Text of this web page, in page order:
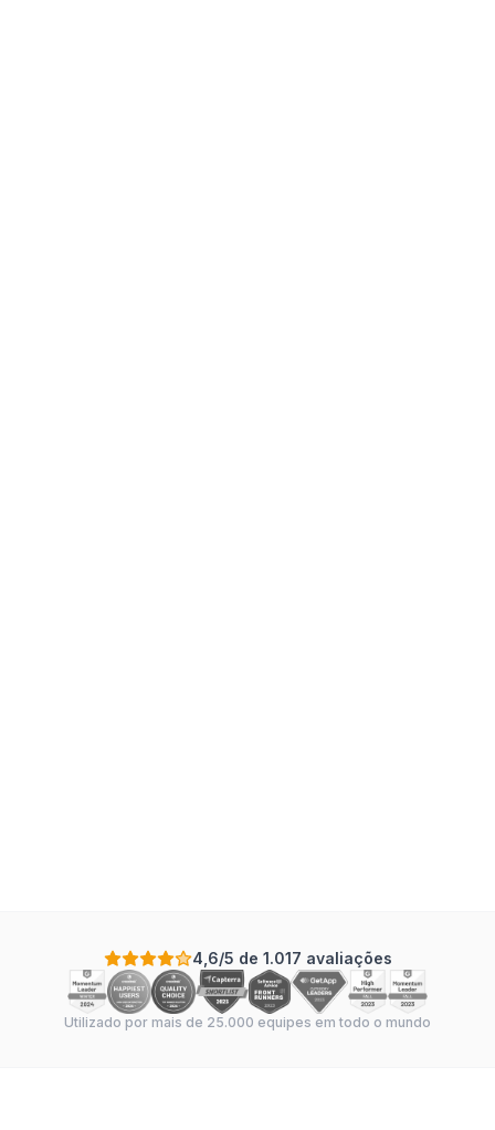
4,6/5 de 1.017 avaliações
Utilizado por mais de 25.000 equipes em todo o mundo